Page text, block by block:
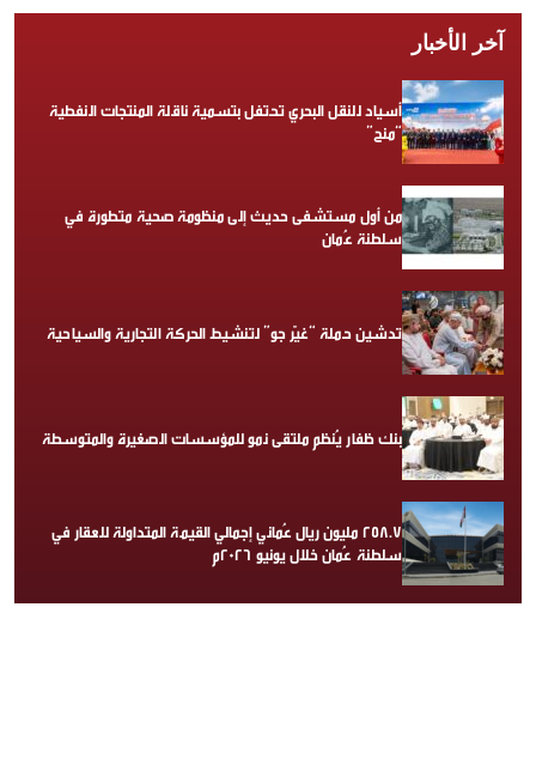
آخر الأخبار
أسياد للنقل البحري تحتفل بتسمية ناقلة المنتجات النفطية
“منح”
من أول مستشفى حديث إلى منظومة صحية متطورة في
سلطنة عُمان
تدشين حملة “غيّر جو” لتنشيط الحركة التجارية والسياحية
بنك ظفار يُنظم ملتقى نمو للمؤسسات الصغيرة والمتوسطة
258.7 مليون ريال عُماني إجمالي القيمة المتداولة للعقار في
سلطنة عُمان خلال يونيو 2026م